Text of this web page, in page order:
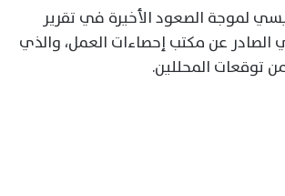
لموجة الصعود الأخيرة في تقرير
الصادر عن مكتب إحصاءات العمل، والذي
توقعات المحللين.